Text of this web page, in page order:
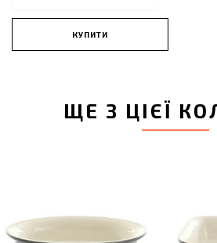
КУПИТИ
ЩЕ З ЦІЄЇ